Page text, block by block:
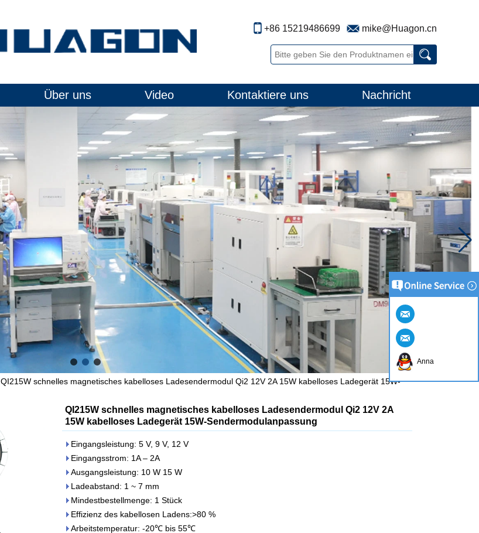
+86 15219486699 mike@Huagon.cn
Über uns Video Kontaktiere uns Nachricht
QI215W schnelles magnetisches kabelloses Ladesendermodul Qi2 12V 2A 15W kabelloses Ladegerät 15W-
QI215W schnelles magnetisches kabelloses Ladesendermodul Qi2 12V 2A
15W kabelloses Ladegerät 15W-Sendermodulanpassung
Eingangsleistung: 5 V, 9 V, 12 V
Eingangsstrom: 1A – 2A
Ausgangsleistung: 10 W 15 W
Ladeabstand: 1 ~ 7 mm
Mindestbestellmenge: 1 Stück
Effizienz des kabellosen Ladens:>80 %
Arbeitstemperatur: -20℃ bis 55℃
Anna